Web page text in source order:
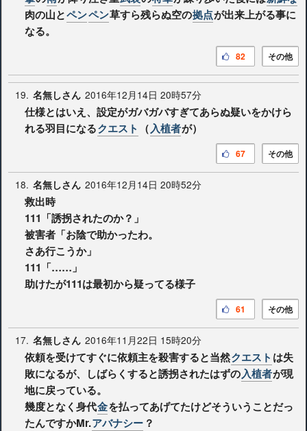
肉の山とペンペン草すら残らぬ空の拠点が出来上がる事に
なる。
その他
82
19. 名無しさん 2016年12月14日 20時57分
仕様とはいえ、設定がガバガバすぎてあらぬ疑いをかけら
れる羽目になるクエスト （入植者が）
その他
67
18. 名無しさん 2016年12月14日 20時52分
救出時
111「誘拐されたのか？」
被害者「お陰で助かったわ。
さあ行こうか」
111「……」
助けたが111は最初から疑ってる様子
その他
61
17. 名無しさん 2016年11月22日 15時20分
依頼を受けてすぐに依頼主を殺害すると当然クエスト は失
敗になるが、しばらくすると誘拐されたはずの入植者が現
地に戻っている。
幾度となく身代金を払ってあげてたけどそういうことだっ
たんですかMr.アバナシー ？